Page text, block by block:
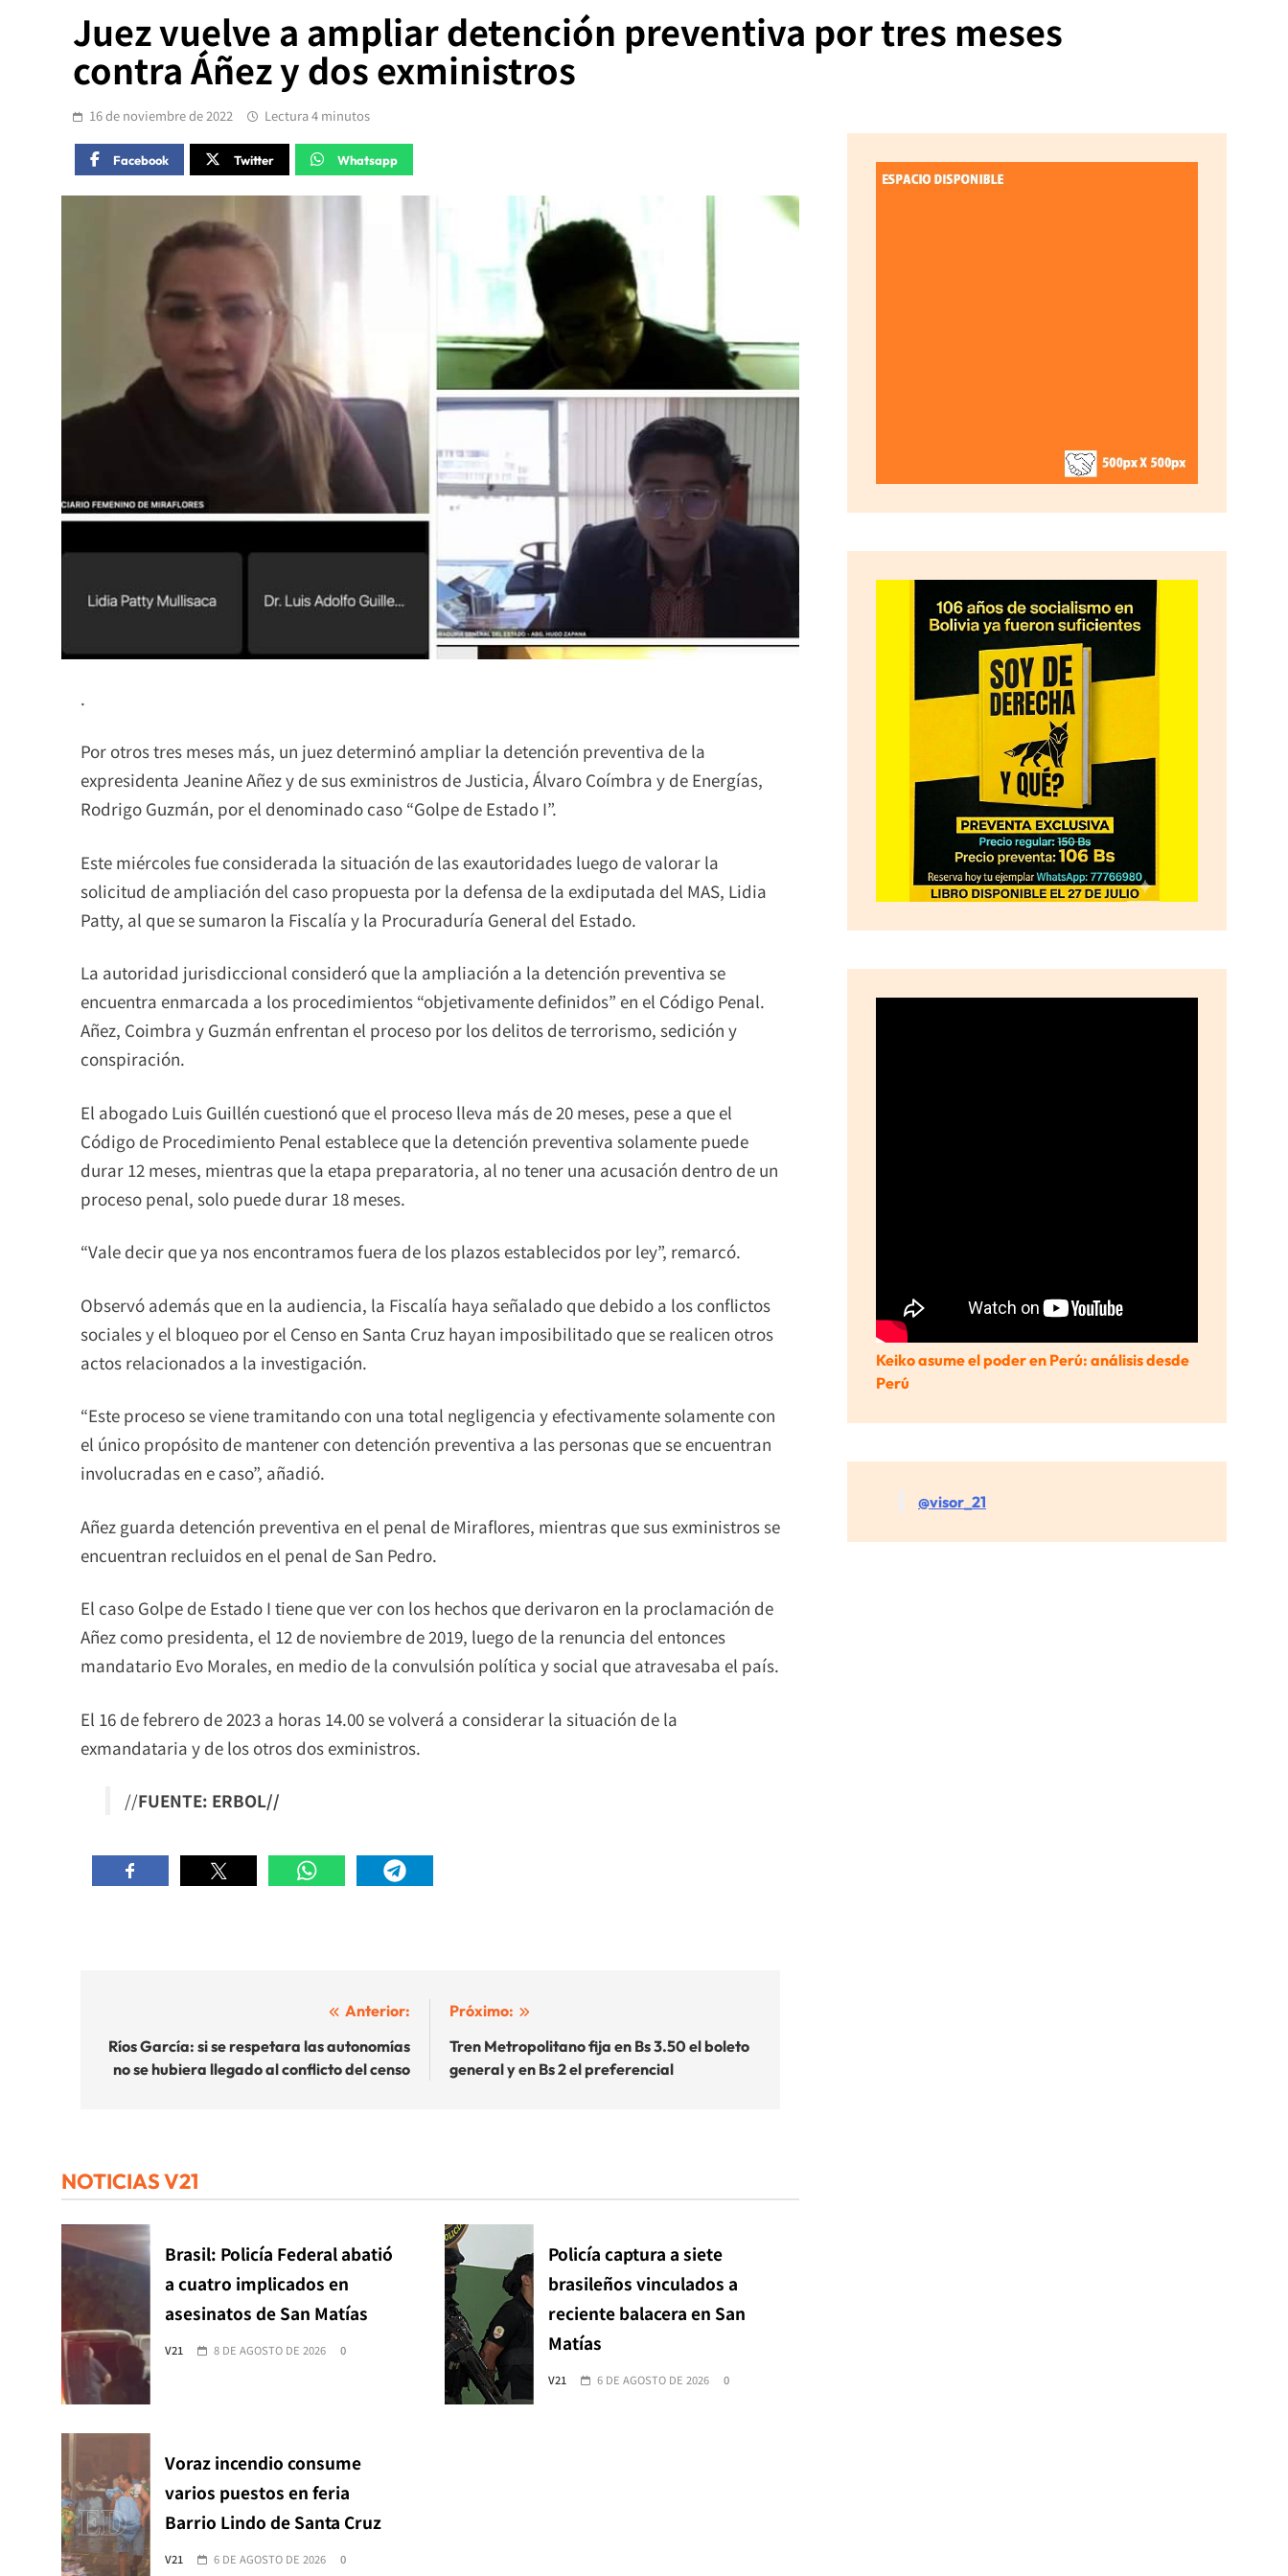
Juez vuelve a ampliar detención preventiva por tres meses
contra Áñez y dos exministros
16 de noviembre de 2022 Lectura 4 minutos
Facebook Twitter Whatsapp
.
Por otros tres meses más, un juez determinó ampliar la detención preventiva de la
expresidenta Jeanine Añez y de sus exministros de Justicia, Álvaro Coímbra y de Energías,
Rodrigo Guzmán, por el denominado caso “Golpe de Estado I”.
Este miércoles fue considerada la situación de las exautoridades luego de valorar la
solicitud de ampliación del caso propuesta por la defensa de la exdiputada del MAS, Lidia
Patty, al que se sumaron la Fiscalía y la Procuraduría General del Estado.
La autoridad jurisdiccional consideró que la ampliación a la detención preventiva se
encuentra enmarcada a los procedimientos “objetivamente definidos” en el Código Penal.
Añez, Coimbra y Guzmán enfrentan el proceso por los delitos de terrorismo, sedición y
conspiración.
El abogado Luis Guillén cuestionó que el proceso lleva más de 20 meses, pese a que el
Código de Procedimiento Penal establece que la detención preventiva solamente puede
durar 12 meses, mientras que la etapa preparatoria, al no tener una acusación dentro de un
proceso penal, solo puede durar 18 meses.
“Vale decir que ya nos encontramos fuera de los plazos establecidos por ley”, remarcó.
Observó además que en la audiencia, la Fiscalía haya señalado que debido a los conflictos
sociales y el bloqueo por el Censo en Santa Cruz hayan imposibilitado que se realicen otros
actos relacionados a la investigación.
“Este proceso se viene tramitando con una total negligencia y efectivamente solamente con
el único propósito de mantener con detención preventiva a las personas que se encuentran
involucradas en e caso”, añadió.
Añez guarda detención preventiva en el penal de Miraflores, mientras que sus exministros se
encuentran recluidos en el penal de San Pedro.
El caso Golpe de Estado I tiene que ver con los hechos que derivaron en la proclamación de
Añez como presidenta, el 12 de noviembre de 2019, luego de la renuncia del entonces
mandatario Evo Morales, en medio de la convulsión política y social que atravesaba el país.
El 16 de febrero de 2023 a horas 14.00 se volverá a considerar la situación de la
exmandataria y de los otros dos exministros.
//FUENTE: ERBOL//
de
entradas
Anterior:
Ríos García: si se respetara las autonomías
no se hubiera llegado al conflicto del censo
Próximo:
Tren Metropolitano fija en Bs 3.50 el boleto
general y en Bs 2 el preferencial
NOTICIAS V21
Brasil: Policía Federal abatió
a cuatro implicados en
asesinatos de San Matías
V21 8 DE AGOSTO DE 2026 0
Policía captura a siete
brasileños vinculados a
reciente balacera en San
Matías
V21 6 DE AGOSTO DE 2026 0
Voraz incendio consume
varios puestos en feria
Barrio Lindo de Santa Cruz
V21 6 DE AGOSTO DE 2026 0
Keiko asume el poder en Perú: análisis desde
Perú
@visor_21